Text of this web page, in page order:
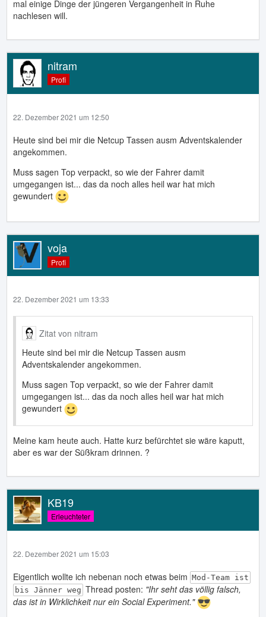
mal einige Dinge der jüngeren Vergangenheit in Ruhe
nachlesen will.
nitram
Profi
22. Dezember 2021 um 12:50
Heute sind bei mir die Netcup Tassen ausm Adventskalender
angekommen.
Muss sagen Top verpackt, so wie der Fahrer damit
umgegangen ist... das da noch alles heil war hat mich
gewundert
voja
Profi
22. Dezember 2021 um 13:33
Zitat von nitram
Heute sind bei mir die Netcup Tassen ausm
Adventskalender angekommen.
Muss sagen Top verpackt, so wie der Fahrer damit
umgegangen ist... das da noch alles heil war hat mich
gewundert
Meine kam heute auch. Hatte kurz befürchtet sie wäre kaputt,
aber es war der Süßkram drinnen. ?
KB19
Erleuchteter
22. Dezember 2021 um 15:03
Eigentlich wollte ich nebenan noch etwas beim Mod-Team ist
bis Jänner weg Thread posten: "Ihr seht das völlig falsch,
das ist in Wirklichkeit nur ein Social Experiment."